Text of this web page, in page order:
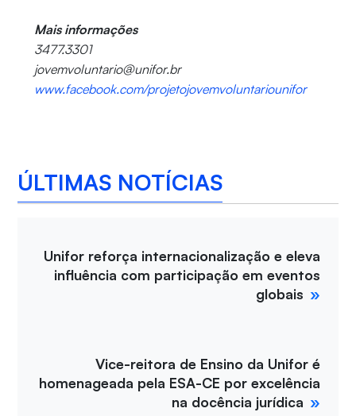
Mais informações
3477.3301
jovemvoluntario@unifor.br
www.facebook.com/projetojovemvoluntariounifor
ÚLTIMAS NOTÍCIAS
Unifor reforça internacionalização e eleva
influência com participação em eventos
globais
Vice-reitora de Ensino da Unifor é
homenageada pela ESA-CE por excelência
na docência jurídica